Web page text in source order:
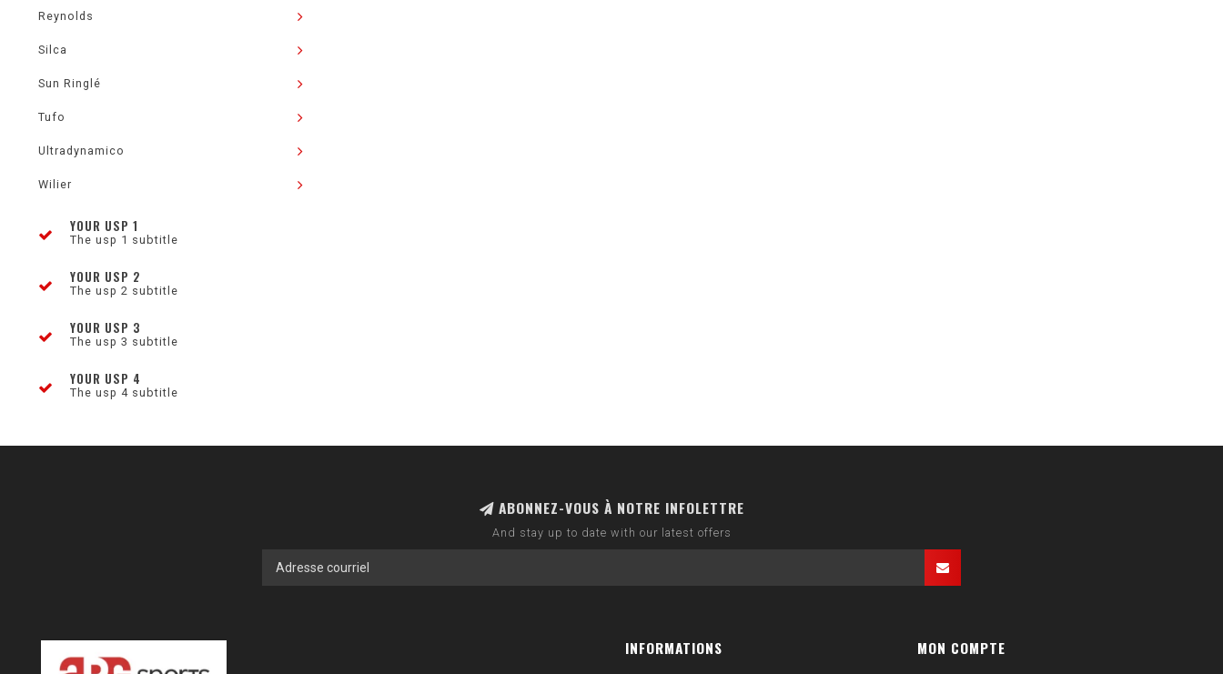
Reynolds
Silca
Sun Ringlé
Tufo
Ultradynamico
Wilier
YOUR USP 1
The usp 1 subtitle
YOUR USP 2
The usp 2 subtitle
YOUR USP 3
The usp 3 subtitle
YOUR USP 4
The usp 4 subtitle
ABONNEZ-VOUS À NOTRE INFOLETTRE
And stay up to date with our latest offers
INFORMATIONS MON COMPTE